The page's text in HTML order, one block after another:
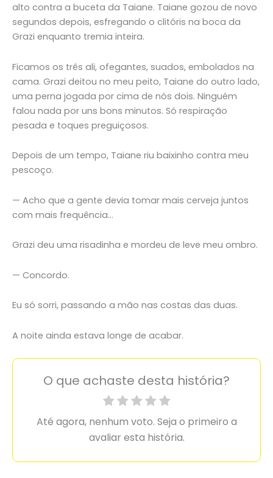
alto contra a buceta da Taiane. Taiane gozou de novo
segundos depois, esfregando o clitóris na boca da
Grazi enquanto tremia inteira.
Ficamos os três ali, ofegantes, suados, embolados na
cama. Grazi deitou no meu peito, Taiane do outro lado,
uma perna jogada por cima de nós dois. Ninguém
falou nada por uns bons minutos. Só respiração
pesada e toques preguiçosos.
Depois de um tempo, Taiane riu baixinho contra meu
pescoço.
— Acho que a gente devia tomar mais cerveja juntos
com mais frequência…
Grazi deu uma risadinha e mordeu de leve meu ombro.
— Concordo.
Eu só sorri, passando a mão nas costas das duas.
A noite ainda estava longe de acabar.
O que achaste desta história?
Até agora, nenhum voto. Seja o primeiro a
avaliar esta história.